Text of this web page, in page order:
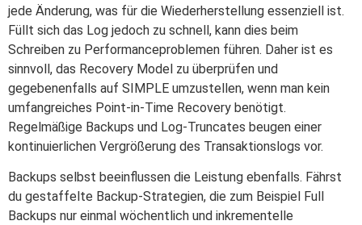
jede Änderung, was für die Wiederherstellung essenziell ist.
Füllt sich das Log jedoch zu schnell, kann dies beim
Schreiben zu Performanceproblemen führen. Daher ist es
sinnvoll, das Recovery Model zu überprüfen und
gegebenenfalls auf SIMPLE umzustellen, wenn man kein
umfangreiches Point-in-Time Recovery benötigt.
Regelmäßige Backups und Log-Truncates beugen einer
kontinuierlichen Vergrößerung des Transaktionslogs vor.
Backups selbst beeinflussen die Leistung ebenfalls. Fährst
du gestaffelte Backup-Strategien, die zum Beispiel Full
Backups nur einmal wöchentlich und inkrementelle